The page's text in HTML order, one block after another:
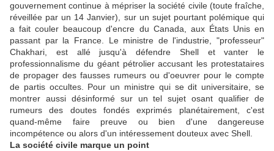
gouvernement continue à mépriser la société civile (toute fraîche,
réveillée par un 14 Janvier), sur un sujet pourtant polémique qui
a fait couler beaucoup d'encre du Canada, aux États Unis en
passant par la France. Le ministre de l'industrie, "professeur"
Chakhari, est allé jusqu'à défendre Shell et vanter le
professionnalisme du géant pétrolier accusant les protestataires
de propager des fausses rumeurs ou d'oeuvrer pour le compte
de partis occultes. Pour un ministre qui se dit universitaire, se
montrer aussi désinformé sur un tel sujet osant qualifier de
rumeurs des doutes fondés exprimés planétairement, c'est
quand-même faire preuve ou bien d'une dangereuse
incompétence ou alors d'un intéressement douteux avec Shell.
La société civile marque un point